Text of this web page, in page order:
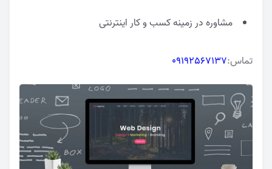
مشاوره در زمینه کسب و کار اینترنتی
تماس:09192567137